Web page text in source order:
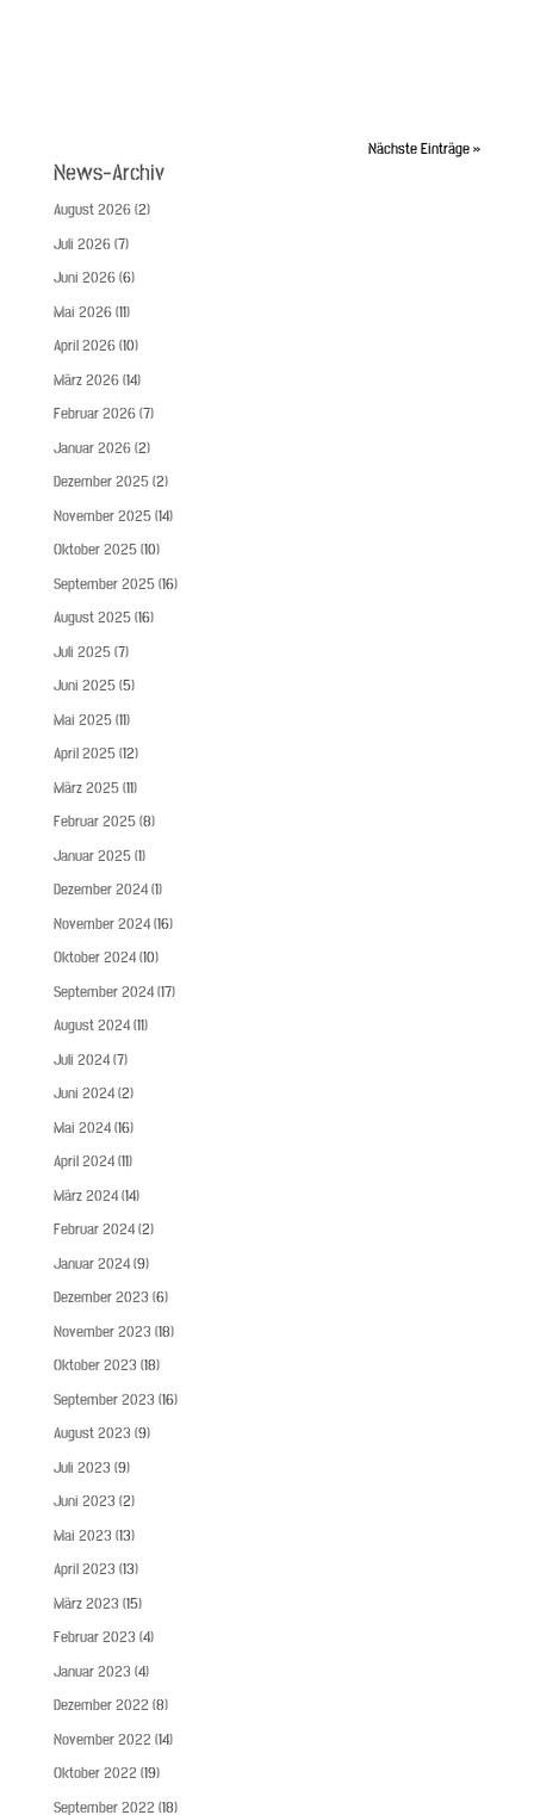
Nächste Einträge »
News-Archiv
August 2026(2)
Juli 2026(7)
Juni 2026(6)
Mai 2026(11)
April 2026(10)
März 2026(14)
Februar 2026(7)
Januar 2026(2)
Dezember 2025(2)
November 2025(14)
Oktober 2025(10)
September 2025(16)
August 2025(16)
Juli 2025(7)
Juni 2025(5)
Mai 2025(11)
April 2025(12)
März 2025(11)
Februar 2025(8)
Januar 2025(1)
Dezember 2024(1)
November 2024(16)
Oktober 2024(10)
September 2024(17)
August 2024(11)
Juli 2024(7)
Juni 2024(2)
Mai 2024(16)
April 2024(11)
März 2024(14)
Februar 2024(2)
Januar 2024(9)
Dezember 2023 (6)
November 2023 (18)
Oktober 2023 (18)
September 2023 (16)
August 2023 (9)
Juli 2023 (9)
Juni 2023 (2)
Mai 2023 (13)
April 2023 (13)
März 2023 (15)
Februar 2023 (4)
Januar 2023 (4)
Dezember 2022 (8)
November 2022 (14)
Oktober 2022 (19)
September 2022 (18)